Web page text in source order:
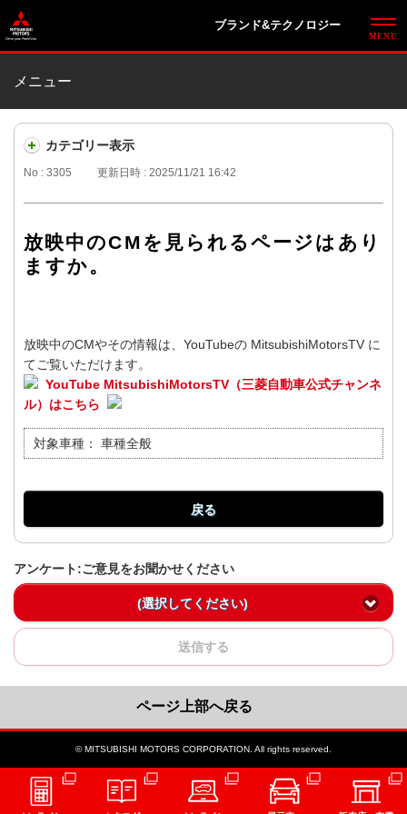
ブランド&テクノロジー
メニュー
カテゴリー表示
No : 3305 更新日時 : 2025/11/21 16:42
放映中のCMを見られるページはあり
ますか。
放映中のCMやその情報は、YouTubeの MitsubishiMotorsTV に
てご覧いただけます。
YouTube MitsubishiMotorsTV（三菱自動車公式チャンネ
ル）はこちら
対象車種： 車種全般
戻る
アンケート:ご意見をお聞かせください
(選択してください)
送信する
ページ上部へ戻る
© MITSUBISHI MOTORS CORPORATION. All rights reserved.